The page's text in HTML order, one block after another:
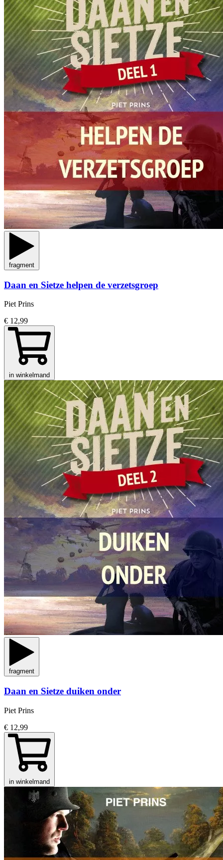
fragment
Daan en Sietze helpen de verzetsgroep
Piet Prins
€ 12,99
in winkelmand
fragment
Daan en Sietze duiken onder
Piet Prins
€ 12,99
in winkelmand